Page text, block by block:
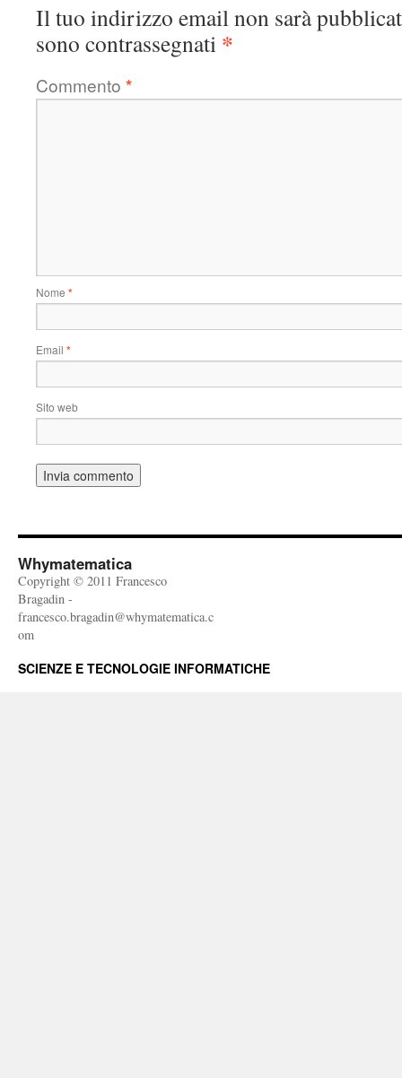
Il tuo indirizzo email non sarà
sono contrassegnati *
Commento *
Nome *
Email *
Sito web
Whymatematica
Copyright © 2011 Francesco
Bragadin -
francesco.bragadin@whymatematica.c
om
SCIENZE E TECNOLOGIE INFORMATICHE